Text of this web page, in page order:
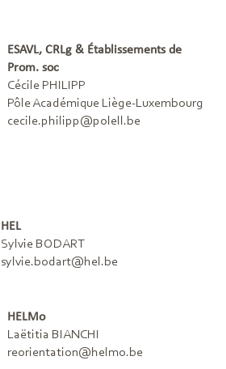
ESAVL, CRLg & Établissements de
Prom. soc
Cécile PHILIPP
Pôle Académique Liège-Luxembourg
cecile.philipp@polell.be
HEL
Sylvie BODART
sylvie.bodart@hel.be
HELMo
Laëtitia BIANCHI
reorientation@helmo.be